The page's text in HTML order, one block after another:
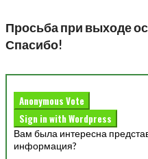
Просьба при выходе
Спасибо!
Anonymous Vote
Sign in with Wordpress
Вам была интересна
информация?